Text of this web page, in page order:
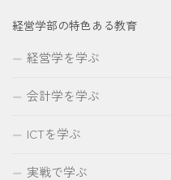
経営学部の特色ある教育
経営学を学ぶ
会計学を学ぶ
ICTを学ぶ
実戦で学ぶ